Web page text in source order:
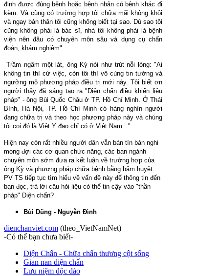
định được đúng bệnh hoặc bệnh nhân có bệnh khác đi
kèm. Và cũng có trường hợp tôi chữa mãi không khỏi
và ngay bản thân tôi cũng không biết tại sao. Dù sao tôi
cũng không phải là bác sĩ, nhà tôi không phải là bệnh
viện nên đâu có chuyên môn sâu và dụng cụ chẩn
đoán, khám nghiệm".
Trầm ngâm một lát, ông Kỳ nói như trút nỗi lòng: "Ai
không tin thì cứ việc, còn tôi thì vô cùng tin tưởng và
ngưỡng mộ phương pháp điều trị mới này. Tôi biết ơn
người thầy đã sáng tạo ra "Diện chẩn điều khiển liệu
pháp" - ông Bùi Quốc Châu ở TP. Hồ Chí Minh. Ở Thái
Bình, Hà Nội, TP. Hồ Chí Minh có hàng nghìn người
đang chữa trị và theo học phương pháp này và chúng
tôi coi đó là Việt Y đạo chỉ có ở Việt Nam..."
Hiện nay còn rất nhiều người dân vẫn bán tín bán nghi
mong đợi các cơ quan chức năng, các ban ngành
chuyên môn sớm đưa ra kết luận về trường hợp của
ông Kỳ và phương pháp chữa bệnh bằng bấm huyệt.
PV TS tiếp tục tìm hiểu về vấn đề này để thông tin đến
bạn đọc, trả lời câu hỏi liệu có thể tin cậy vào "thần
pháp" Diện chẩn?
Bùi Dũng - Nguyễn Đình
dienchanviet.com (theo_VietNamNet)
-Có thể bạn chưa biết-
Diện Chẩn - Chữa chấn thương cột sống
Gian nan diện chẩn
Lưu niệm độc đáo